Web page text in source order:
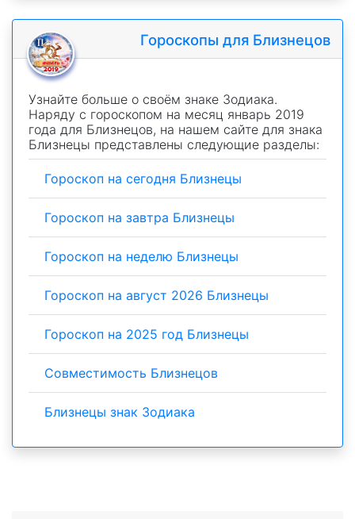
Гороскопы для Близнецов
Узнайте больше о своём знаке Зодиака.
Наряду с гороскопом на месяц январь 2019
года для Близнецов, на нашем сайте для знака
Близнецы представлены следующие разделы:
Гороскоп на сегодня Близнецы
Гороскоп на завтра Близнецы
Гороскоп на неделю Близнецы
Гороскоп на август 2026 Близнецы
Гороскоп на 2025 год Близнецы
Совместимость Близнецов
Близнецы знак Зодиака